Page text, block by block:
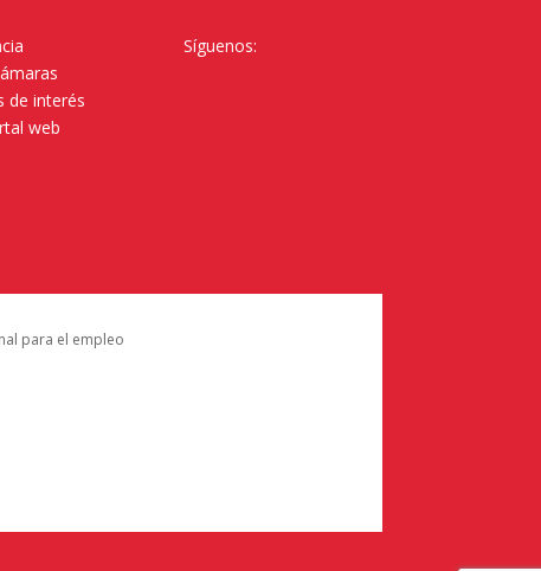
de interés
web
Síguenos:
para el empleo